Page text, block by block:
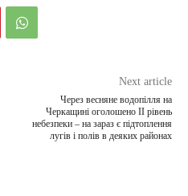
Next article
Через весняне водопілля на
Черкащині оголошено ІІ рівень
небезпеки – на зараз є підтоплення
лугів і полів в деяких районах